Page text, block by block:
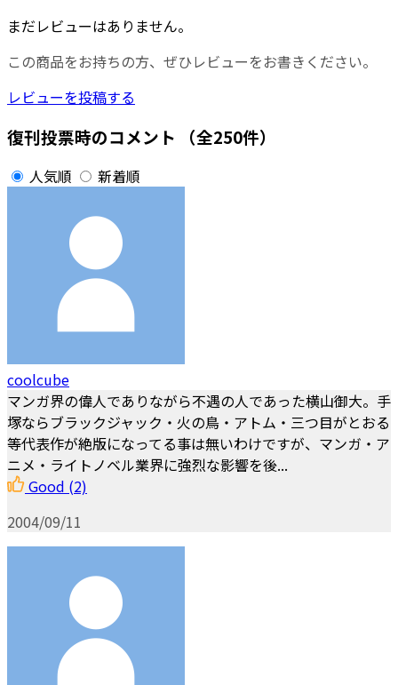
まだレビューはありません。
この商品をお持ちの方、ぜひレビューをお書きください。
レビューを投稿する
復刊投票時のコメント （全250件）
人気順 新着順
coolcube
マンガ界の偉人でありながら不遇の人であった横山御大。手
塚ならブラックジャック・火の鳥・アトム・三つ目がとおる
等代表作が絶版になってる事は無いわけですが、マンガ・ア
ニメ・ライトノベル業界に強烈な影響を後...
Good (2)
2004/09/11